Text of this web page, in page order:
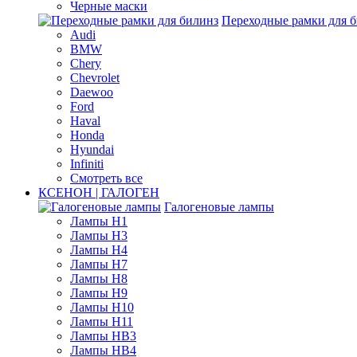
Черные маски
Переходные рамки для
Audi
BMW
Chery
Chevrolet
Daewoo
Ford
Haval
Honda
Hyundai
Infiniti
Смотреть все
КСЕНОН | ГАЛОГЕН
Галогеновые лампы
Лампы H1
Лампы H3
Лампы H4
Лампы H7
Лампы H8
Лампы H9
Лампы H10
Лампы H11
Лампы HB3
Лампы HB4